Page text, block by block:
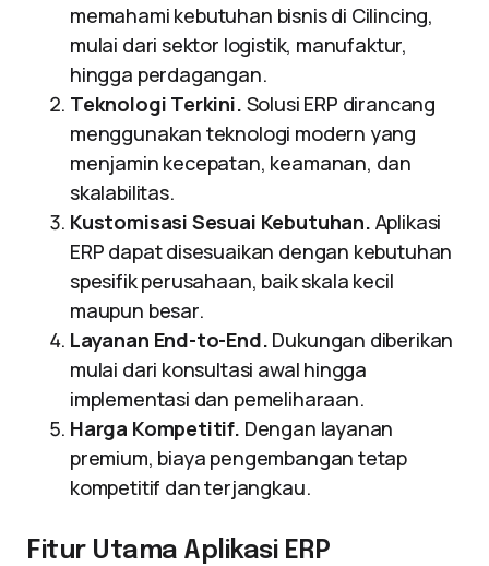
memahami kebutuhan bisnis di Cilincing,
mulai dari sektor logistik, manufaktur,
hingga perdagangan.
Teknologi Terkini. Solusi ERP dirancang
menggunakan teknologi modern yang
menjamin kecepatan, keamanan, dan
skalabilitas.
Kustomisasi Sesuai Kebutuhan. Aplikasi
ERP dapat disesuaikan dengan kebutuhan
spesifik perusahaan, baik skala kecil
maupun besar.
Layanan End-to-End. Dukungan diberikan
mulai dari konsultasi awal hingga
implementasi dan pemeliharaan.
Harga Kompetitif. Dengan layanan
premium, biaya pengembangan tetap
kompetitif dan terjangkau.
Fitur Utama Aplikasi ERP